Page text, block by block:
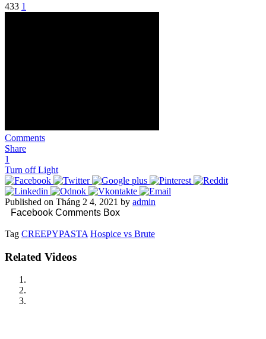
433 1
Comments
Share
1
Turn off Light
Published on Tháng 2 4, 2021 by admin
Facebook Comments Box
Tag CREEPYPASTA Hospice vs Brute
Related Videos